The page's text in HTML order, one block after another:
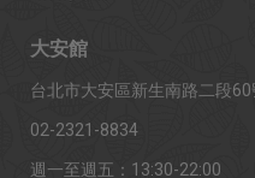
大安館
台北市大安區新生南路二段
02-2321-8834
週一至週五：13:30-22:00